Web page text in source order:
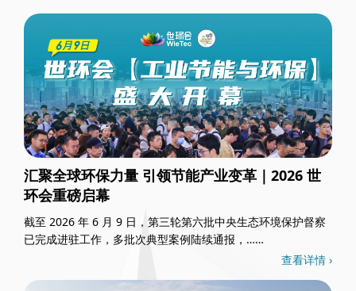
汇聚全球环保力量 引领节能产业变革｜2026 世
环会重磅启幕
截至 2026 年 6 月 9 日，第三轮第六批中央生态环境保护督察
已完成进驻工作，多批次典型案例陆续通报，……
查看详情 ›